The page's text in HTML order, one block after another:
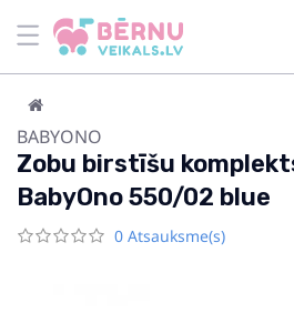
BABYONO
Zobu birstīšu
BabyOno 550/02 blue
0 Atsauksme(s)